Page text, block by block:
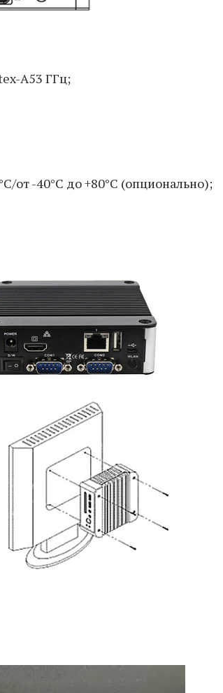
А53 ГГц;
от -40°C до +80°C (опционально);